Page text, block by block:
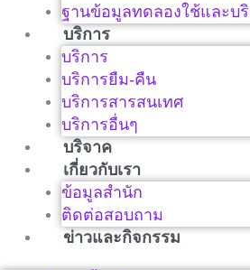
ฐานข้อมูลทดลองใช้และบ
บริการ
บริการ
บริการยืม-คืน
บริการสารสนเทศ
บริการอื่นๆ
บริจาค
เกี่ยวกับเรา
ข้อมูลสำนัก
ติดต่อสอบถาม
ข่าวและกิจกรรม